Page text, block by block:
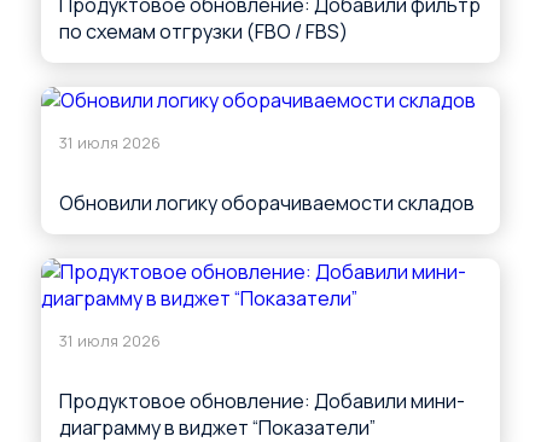
по схемам отгрузки (FBO / FBS)
31 июля 2026
Обновили логику оборачиваемости складов
31 июля 2026
Продуктовое обновление: Добавили мини-
диаграмму в виджет “Показатели”